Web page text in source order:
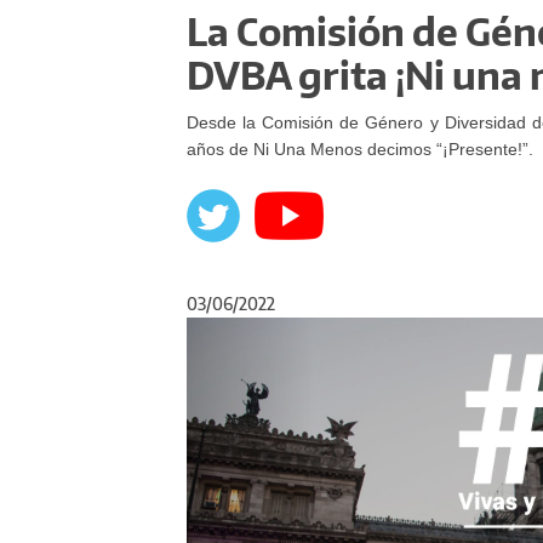
La Comisión de
DVBA grita ¡Ni una
Desde la Comisión de Género y Diversidad
años de Ni Una Menos decimos “¡Presente!”.
03/06/2022